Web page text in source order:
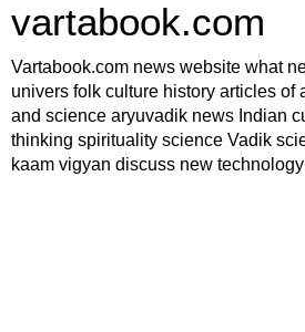
vartabook.com
Vartabook.com news website what
univers folk culture history articles of
and science aryuvadik news Indian
thinking spirituality science Vadik
kaam vigyan discuss new